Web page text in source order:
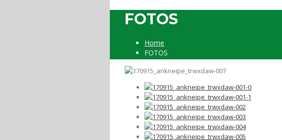
FOTOS
Home
FOTOS